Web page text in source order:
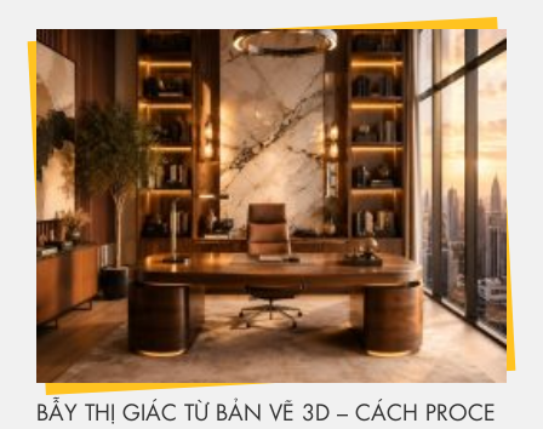
BẪY THỊ GIÁC TỪ BẢN VẼ 3D – CÁCH PROCE